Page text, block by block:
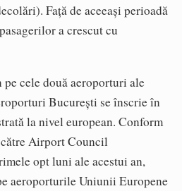
Faţă de aceeaşi perioadă
a crescut cu
cele două aeroporturi ale
Bucureşti se înscrie în
la nivel european. Conform
Airport Council
opt luni ale acestui an,
aeroporturile Uniunii Europene